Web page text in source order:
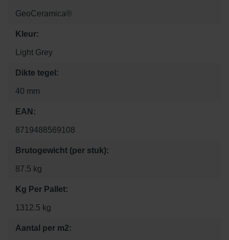
GeoCeramica®
Kleur:
Light Grey
Dikte tegel:
40 mm
EAN:
8719488569108
Brutogewicht (per stuk):
87.5 kg
Kg Per Pallet:
1312.5 kg
Aantal per m2: